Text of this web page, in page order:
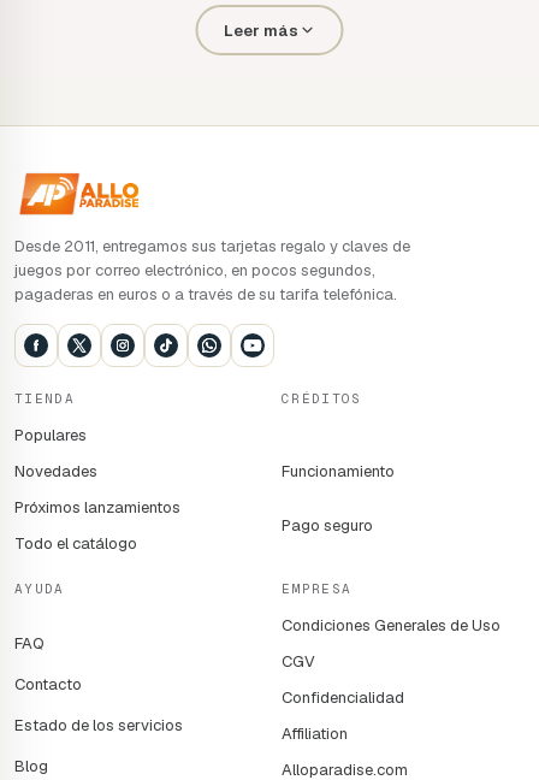
Algunos productos de Nintendo eShop también se pueden comprar
con tarjeta de crédito. La entrega es inmediata. Tu código se envía a tu
Tarjetas regalo Nintendo eShop
Leer más
Desde 2011, entregamos sus tarjetas regalo y claves de
juegos por correo electrónico, en pocos segundos,
pagaderas en euros o a través de su tarifa telefónica.
TIENDA
Populares
Novedades
Próximos lanzamientos
Todo el catálogo
CRÉDITOS
Funcionamiento
Pago seguro
AYUDA
FAQ
Contacto
Estado de los servicios
Blog
EMPRESA
Condiciones Generales de Uso
CGV
Confidencialidad
Affiliation
Alloparadise.com